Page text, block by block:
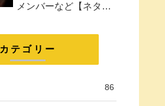
メンバーなど【ネタバ
カテゴリー
86